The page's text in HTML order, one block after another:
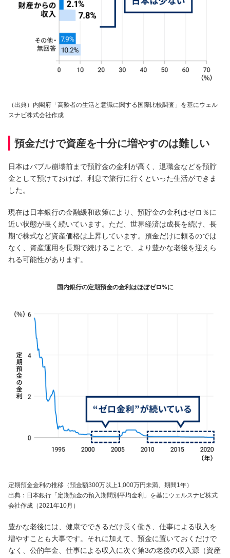
Taiko Big Advance
サービスのご案内
（出典）内閣府「高齢者の生活と意識に関する国際比較調査」を基にウェル
スナビ株式会社作成
預金だけで資産を十分に増やすのは難しい
日本はバブル崩壊前まで預貯金の金利が高く、退職金などを預貯
金として預けておけば、利息で旅行に行くといった生活ができま
した。
現在は日本銀行の金融緩和政策により、預貯金の金利はゼロ％に
近い状態が長く続いています。ただ、世界経済は成長を続け、長
期で株式など資産価格は上昇しています。預金だけに頼るのでは
なく、資産運用を長期で続けることで、より豊かな老後を迎えら
れる可能性があります。
国内銀行の定期預金の金利はほぼゼロ%に
定期預金金利の推移（預金額300万以上1,000万円未満、期間1年）
出典：日本銀行「定期預金の預入期間別平均金利」を基にウェルスナビ株式
会社作成（2021年10月）
豊かな老後には、健康でできるだけ長く働き、仕事による収入を
増やすことも大事です。それに加えて、預金に置いておくだけで
なく、公的年金、仕事による収入に次ぐ第3の老後の収入源（資産